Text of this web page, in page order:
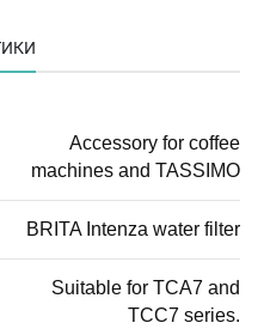
Accessory for coffee
machines and TASSIMO
BRITA Intenza water filter
Suitable for TCA7 and
TCC7 series.